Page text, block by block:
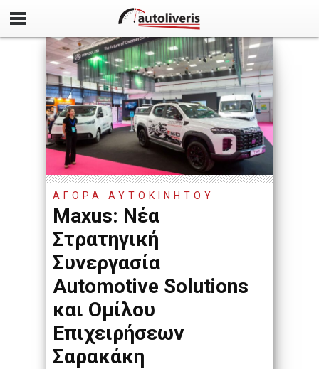
ΑΓΟΡΑ ΑΥΤΟΚΙΝΗΤΟΥ
Maxus: Νέα
Στρατηγική
Συνεργασία
Automotive Solutions
και Ομίλου
Επιχειρήσεων
Σαρακάκη